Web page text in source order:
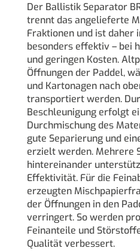
Der Ballistik Separator
trennt das angelieferte
Fraktionen und ist daher
besonders effektiv – bei
und geringen Kosten.
Öffnungen der Paddel,
und Kartonagen nach
transportiert werden.
Beschleunigung erfolgt
Durchmischung des
gute Separierung und
erzielt werden. Mehrere
hintereinander
Effektivität. Für die
erzeugten
der Öffnungen in den
verringert. So werden
Feinanteile und
Qualität verbessert.